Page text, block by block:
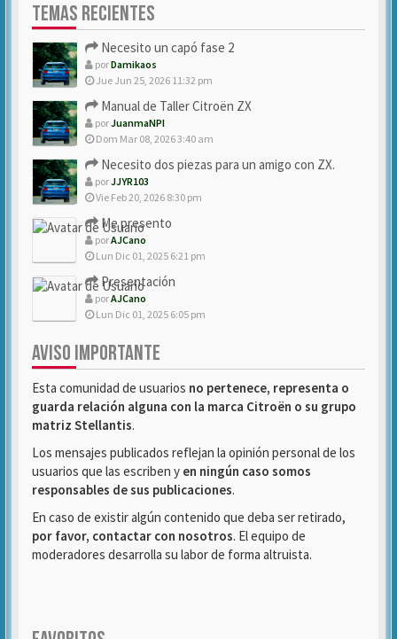
TEMAS RECIENTES
Necesito un capó fase 2
porDamikaos
Jue Jun 25, 2026 11:32 pm
Manual de Taller Citroën ZX
porJuanmaNPI
Dom Mar 08, 2026 3:40 am
Necesito dos piezas para un amigo con ZX.
porJJYR103
Vie Feb 20, 2026 8:30 pm
Me presento
porAJCano
Lun Dic 01, 2025 6:21 pm
Presentación
porAJCano
Lun Dic 01, 2025 6:05 pm
AVISO IMPORTANTE
Esta comunidad de usuarios no pertenece, representa o
guarda relación alguna con la marca Citroën o su grupo
matriz Stellantis.
Los mensajes publicados reflejan la opinión personal de los
usuarios que las escriben y en ningún caso somos
responsables de sus publicaciones.
En caso de existir algún contenido que deba ser retirado,
por favor, contactar con nosotros. El equipo de
moderadores desarrolla su labor de forma altruista.